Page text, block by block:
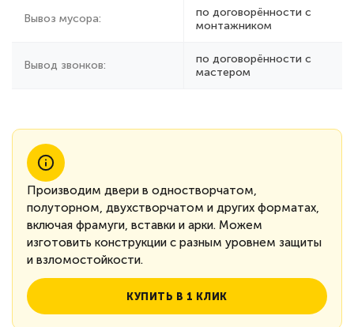
Вывоз мусора:
по договорённости с
монтажником
Вывод звонков:
по договорённости с
мастером
Производим двери в одностворчатом,
полуторном, двухстворчатом и других форматах,
включая фрамуги, вставки и арки. Можем
изготовить конструкции с разным уровнем защиты
и взломостойкости.
КУПИТЬ В 1 КЛИК